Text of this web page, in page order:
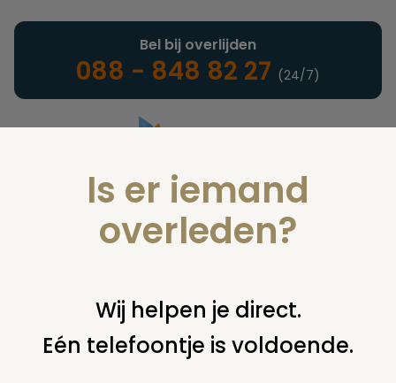
Landelijke uitvaartonderneming
Bel bij overlijden
088 - 848 82 27 (24/7)
U bent hier: home infotheek woordenlijst l lijkverstijving of
Is er iemand
overleden?
Wij helpen je direct.
Eén telefoontje is voldoende.